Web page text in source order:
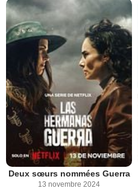
Deux sœurs nommées Guerra
13 novembre 2024